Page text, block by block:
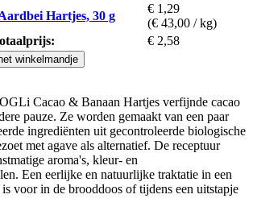
Hartjes, 30 g
€ 1,29
(€ 43,00 / kg)
€ 2,58
winkelmandje
Cacao & Banaan Hartjes verfijnde cacao
pauze. Ze worden gemaakt van een paar
ingrediënten uit gecontroleerde biologische
met agave als alternatief. De receptuur
aroma's, kleur- en
Een eerlijke en natuurlijke traktatie in een
voor in de brooddoos of tijdens een uitstapje